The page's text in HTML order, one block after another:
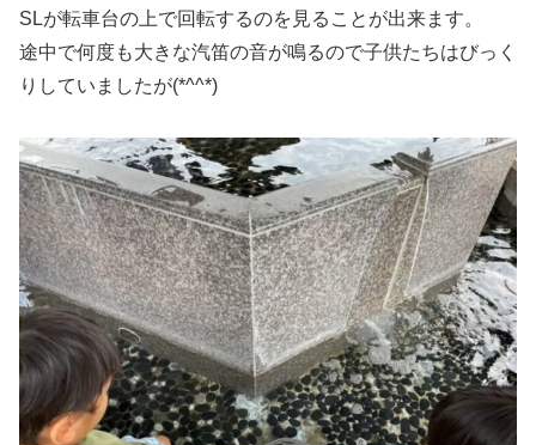
SLが転車台の上で回転するのを見ることが出来ます。
途中で何度も大きな汽笛の音が鳴るので子供たちはびっく
りしていましたが(*^^*)